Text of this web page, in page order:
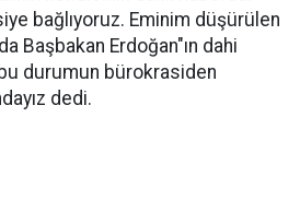
bağlıyoruz. Eminim düşürülen
Başbakan Erdoğan"ın dahi
durumun bürokrasiden
dedi.